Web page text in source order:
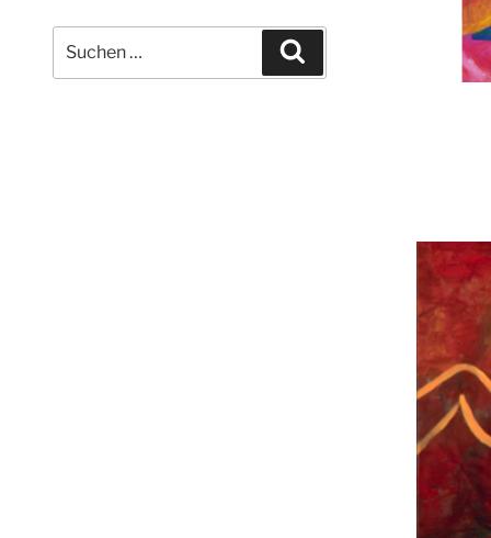
nach: